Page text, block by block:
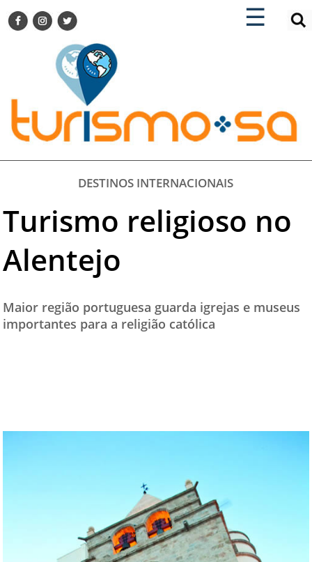
☰
×
TURISMO SA FOR BUSINESS
DESTINOS NACIONAIS
DESTINOS INTERNACIONAIS
CITY BREAK
TURISMO E MERCADO
EVENTOS
HOTELARIA
GASTRONOMIA
TURISMO SA TV
TESTADO E APROVADO
CONTATO
×
ENCONTRE SUA NOTÍCIA
DESTINOS INTERNACIONAIS
Turismo religioso no
Alentejo
Maior região portuguesa guarda igrejas e museus
importantes para a religião católica